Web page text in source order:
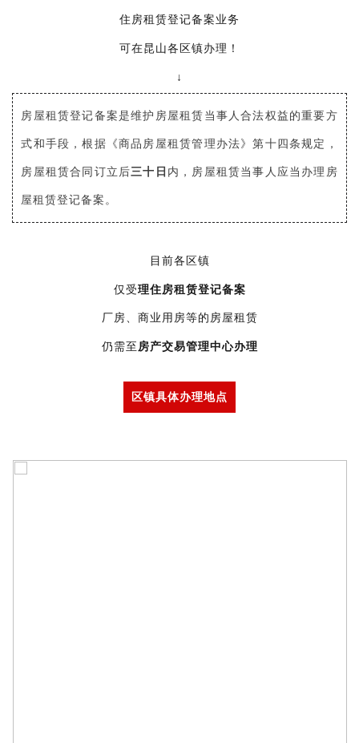
住房租赁登记备案业务
可在昆山各区镇办理！
↓
房屋租赁登记备案是维护房屋租赁当事人合法权益的重要方
式和手段，根据《商品房屋租赁管理办法》第十四条规定，
房屋租赁合同订立后三十日 内，房屋租赁当事人应当办理房
屋租赁登记备案。
目前各区镇
仅受理住房租赁登记备案
厂房、商业用房等的房屋租赁
仍需至 房产交易管理中心办理
区镇具体办理地点